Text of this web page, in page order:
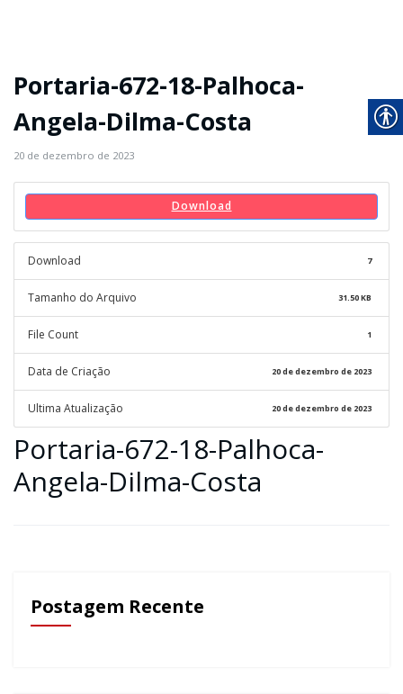
Portaria-672-18-Palhoca-
Angela-Dilma-Costa
20 de dezembro de 2023
Download
Download 7
Tamanho do Arquivo 31.50 KB
File Count 1
Data de Criação 20 de dezembro de 2023
Ultima Atualização 20 de dezembro de 2023
Portaria-672-18-Palhoca-
Angela-Dilma-Costa
Postagem Recente